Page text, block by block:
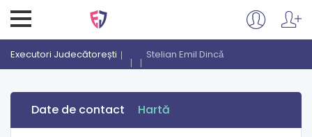
Executori Judecătorești Stelian Emil Dincǎ
Date de contact Hartă